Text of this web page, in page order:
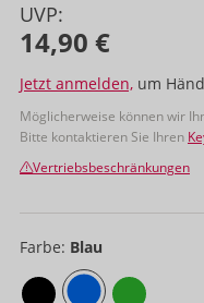
UVP:
14,90 €
Jetzt anmelden, um
Möglicherweise können wir
Bitte kontaktieren Sie Ihren
Vertriebsbeschränkungen
Farbe: Blau